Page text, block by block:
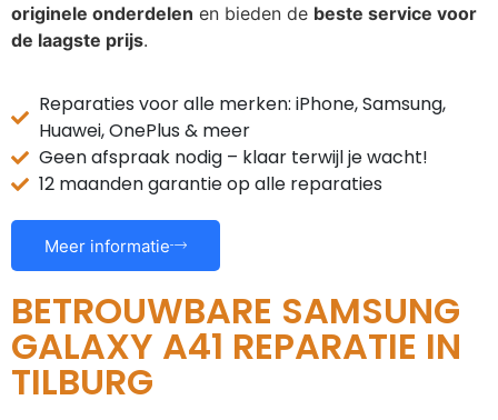
originele onderdelen en bieden de beste service voor
de laagste prijs.
Reparaties voor alle merken: iPhone, Samsung,
Huawei, OnePlus & meer
Geen afspraak nodig – klaar terwijl je wacht!
12 maanden garantie op alle reparaties
Meer informatie
BETROUWBARE SAMSUNG
GALAXY A41 REPARATIE IN
TILBURG